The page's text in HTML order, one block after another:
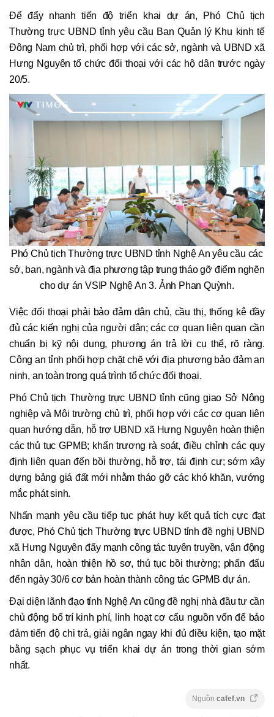
Để đẩy nhanh tiến độ triển khai dự án, Phó Chủ tịch
Thường trực UBND tỉnh yêu cầu Ban Quản lý Khu kinh tế
Đông Nam chủ trì, phối hợp với các sở, ngành và UBND xã
Hưng Nguyên tổ chức đối thoại với các hộ dân trước ngày
20/5.
Phó Chủ tịch Thường trực UBND tỉnh Nghệ An yêu cầu các
sở, ban, ngành và địa phương tập trung tháo gỡ điểm nghẽn
cho dự án VSIP Nghệ An 3. Ảnh Phan Quỳnh.
Việc đối thoại phải bảo đảm dân chủ, cầu thị, thống kê đầy
đủ các kiến nghị của người dân; các cơ quan liên quan cần
chuẩn bị kỹ nội dung, phương án trả lời cụ thể, rõ ràng.
Công an tỉnh phối hợp chặt chẽ với địa phương bảo đảm an
ninh, an toàn trong quá trình tổ chức đối thoại.
Phó Chủ tịch Thường trực UBND tỉnh cũng giao Sở Nông
nghiệp và Môi trường chủ trì, phối hợp với các cơ quan liên
quan hướng dẫn, hỗ trợ UBND xã Hưng Nguyên hoàn thiện
các thủ tục GPMB; khẩn trương rà soát, điều chỉnh các quy
định liên quan đến bồi thường, hỗ trợ, tái định cư; sớm xây
dựng bảng giá đất mới nhằm tháo gỡ các khó khăn, vướng
mắc phát sinh.
Nhấn mạnh yêu cầu tiếp tục phát huy kết quả tích cực đạt
được, Phó Chủ tịch Thường trực UBND tỉnh đề nghị UBND
xã Hưng Nguyên đẩy mạnh công tác tuyên truyền, vận động
nhân dân, hoàn thiện hồ sơ, thủ tục bồi thường; phấn đấu
đến ngày 30/6 cơ bản hoàn thành công tác GPMB dự án.
Đại diện lãnh đạo tỉnh Nghệ An cũng đề nghị nhà đầu tư cần
chủ động bố trí kinh phí, linh hoạt cơ cấu nguồn vốn để bảo
đảm tiến độ chi trả, giải ngân ngay khi đủ điều kiện, tạo mặt
bằng sạch phục vụ triển khai dự án trong thời gian sớm
nhất.
Nguồn cafef.vn